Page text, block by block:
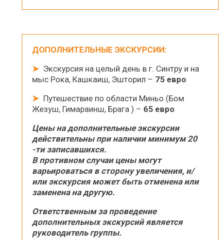
ДОПОЛНИТЕЛЬНЫЕ ЭКСКУРСИИ:
➤Экскурсия на целый день в г. Синтру и на
мыс Рока, Кашкаиш, Эшторил – 75 евро
➤Путешествие по области Миньо (Бом
Жезуш, Гимараинш, Брага ) – 65 евро
Цены на дополнительные экскурсии
действительны при наличии минимум 20
-ти записавшихся.
В противном случаи цены могут
варьироваться в сторону увеличения, и/
или экскурсия может быть отменена или
заменена на другую.
Ответственным за проведение
дополнительных экскурсий является
руководитель группы.